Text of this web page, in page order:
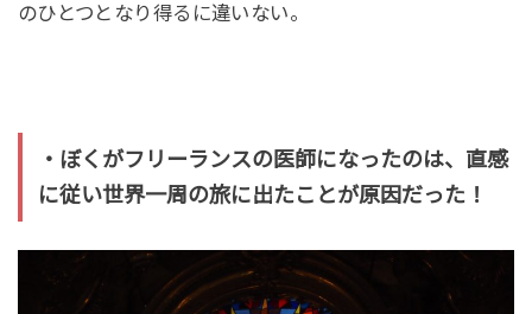
のひとつとなり得るに違いない。
・ぼくがフリーランスの医師になったのは、直感
に従い世界一周の旅に出たことが原因だった！